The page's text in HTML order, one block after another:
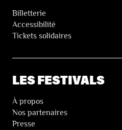
Billetterie
Accessibilité
Tickets solidaires
LES FESTIVALS
À propos
Nos partenaires
Presse